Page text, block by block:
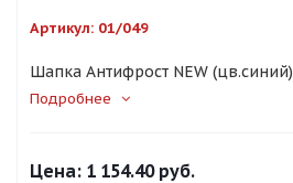
Артикул: 01/049
Шапка Антифрост NEW (цв.синий)
Подробнее
Цена: 1 154.40 руб.